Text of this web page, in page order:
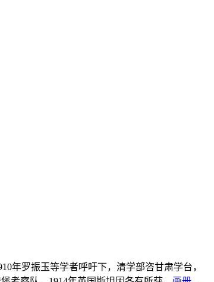
年罗振玉等学者呼吁下，清学部咨甘肃学台，